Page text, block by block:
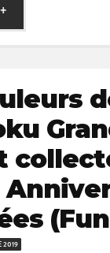
2019